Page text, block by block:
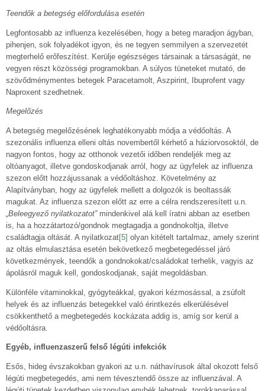
Teendők a betegség előfordulása esetén
Legfontosabb az influenza kezelésében, hogy a beteg maradjon ágyban,
pihenjen, sok folyadékot igyon, és ne tegyen semmilyen a szervezetét
megterhelő erőfeszítést. Kerülje egészséges társainak a társaságát, ne
vegyen részt közösségi programokban. A súlyos tüneteket mutató, de
szövődménymentes betegek Paracetamolt, Aszpirint, Ibuprofent vagy
Naproxent szedhetnek.
Megelőzés
A betegség megelőzésének leghatékonyabb módja a védőoltás. A
szezonális influenza elleni oltás novembertől kérhető a háziorvosoktól, de
nagyon fontos, hogy az otthonok vezetői időben rendeljék meg az
oltóanyagot, illetve gondoskodjanak arról, hogy az ügyfelek az influenza
szezon előtt hozzájussanak a védőoltáshoz. Követelmény az
Alapítványban, hogy az ügyfelek mellett a dolgozók is beoltassák
magukat. Az influenza szezon előtt az erre a célra rendszeresített u.n.
„Beleegyező nyilatkozatot”mindenkivel alá kell íratni abban az esetben
is, ha a hozzátartozó/gondnok megtagadja a gondnokoltja, illetve
családtagja oltását. A nyilatkozat[5] olyan kitételt tartalmaz, amely szerint
az oltás elmulasztása esetén bekövetkező megbetegedéssel járó
következmények, teendők a gondnokokat/családokat terhelik, vagyis az
ápolásról maguk kell, gondoskodjanak, saját megoldásban.
Különféle vitaminokkal, gyógyteákkal, gyakori kézmosással, a zsúfolt
helyek és az influenzás betegekkel való érintkezés elkerülésével
csökkenthető a megbetegedés kockázata addig is, amíg sor kerül a
védőoltásra.
Egyéb, influenzaszerű felső légúti infekciók
Esős, hideg évszakokban gyakori az u.n. náthavírusok által okozott felső
légúti megbetegedés, ami nem tévesztendő össze az influenzával. A